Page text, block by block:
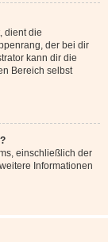
dient die
der bei dir
kann dir die
Bereich selbst
einschließlich der
Informationen